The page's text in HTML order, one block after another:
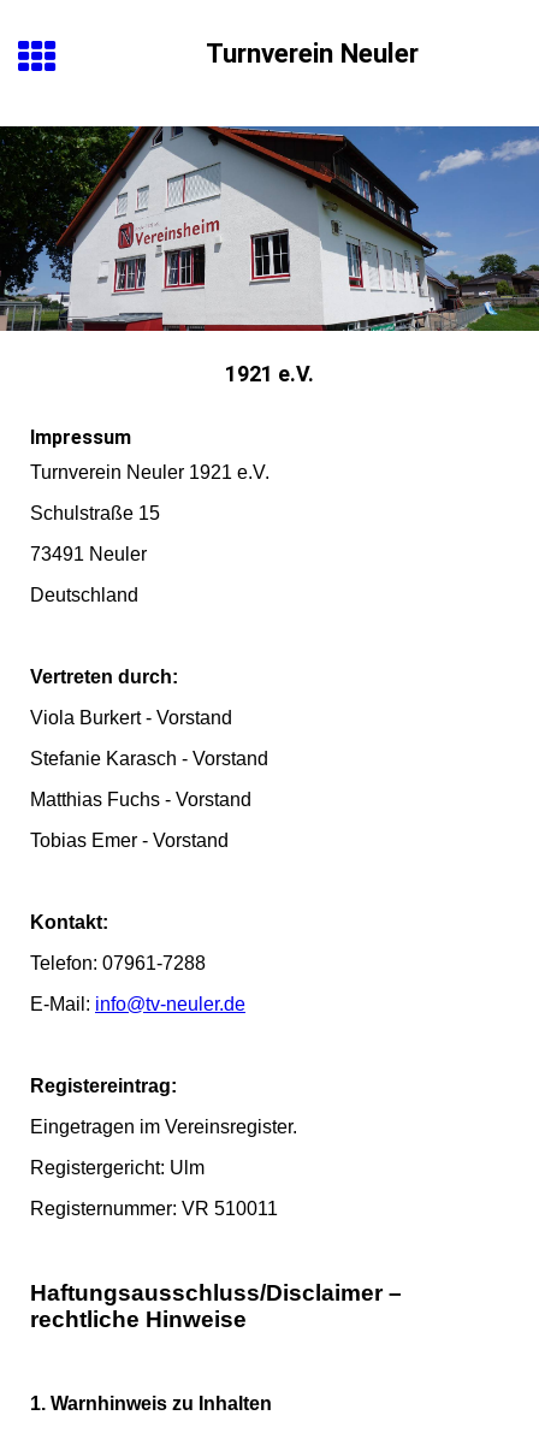
Turnverein Neuler
1921 e.V.
Impressum
Turnverein Neuler 1921 e.V.
Schulstraße 15
73491 Neuler
Deutschland
Vertreten durch:
Viola Burkert - Vorstand
Stefanie Karasch - Vorstand
Matthias Fuchs - Vorstand
Tobias Emer - Vorstand
Kontakt:
Telefon: 07961-7288
E-Mail: info@tv-neuler.de
Registereintrag:
Eingetragen im Vereinsregister.
Registergericht: Ulm
Registernummer: VR 510011
Haftungsausschluss/Disclaimer –
rechtliche Hinweise
1. Warnhinweis zu Inhalten